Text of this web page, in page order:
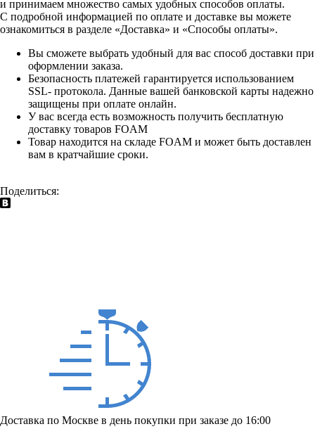
и принимаем множество самых удобных способов оплаты.
С подробной информацией по оплате и доставке вы можете
ознакомиться в разделе «Доставка» и «Способы оплаты».
Вы сможете выбрать удобный для вас способ доставки при
оформлении заказа.
Безопасность платежей гарантируется использованием
SSL- протокола. Данные вашей банковской карты надежно
защищены при оплате онлайн.
У вас всегда есть возможность получить бесплатную
доставку товаров FOAM
Товар находится на складе FOAM и может быть доставлен
вам в кратчайшие сроки.
Поделиться:
Доставка по Москве в день покупки при заказе до 16:00